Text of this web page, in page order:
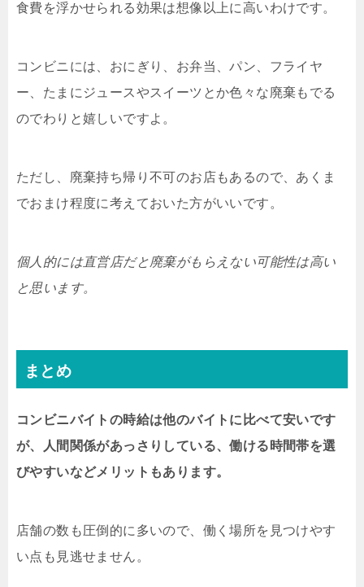
食費を浮かせられる効果は想像以上に高いわけです。
コンビニには、おにぎり、お弁当、パン、フライヤ
ー、たまにジュースやスイーツとか色々な廃棄もでる
のでわりと嬉しいですよ。
ただし、廃棄持ち帰り不可のお店もあるので、あくま
でおまけ程度に考えておいた方がいいです。
個人的には直営店だと廃棄がもらえない可能性は高い
と思います。
まとめ
コンビニバイトの時給は他のバイトに比べて安いです
が、人間関係があっさりしている、働ける時間帯を選
びやすいなどメリットもあります。
店舗の数も圧倒的に多いので、働く場所を見つけやす
い点も見逃せません。